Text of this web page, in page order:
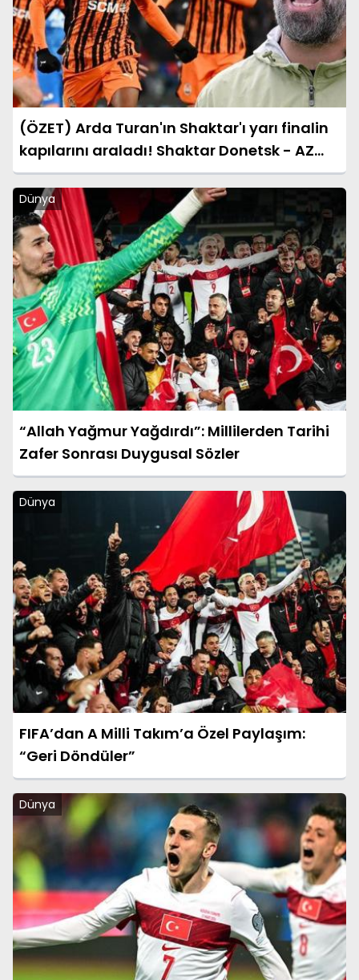
(ÖZET) Arda Turan'ın Shaktar'ı yarı finalin
kapılarını araladı! Shaktar Donetsk - AZ
Alkmaar maçı sonucu: 3-0 (UEFA
Konferans Ligi)
Dünya
“Allah Yağmur Yağdırdı”: Millilerden Tarihi
Zafer Sonrası Duygusal Sözler
Dünya
FIFA’dan A Milli Takım’a Özel Paylaşım:
“Geri Döndüler”
Dünya